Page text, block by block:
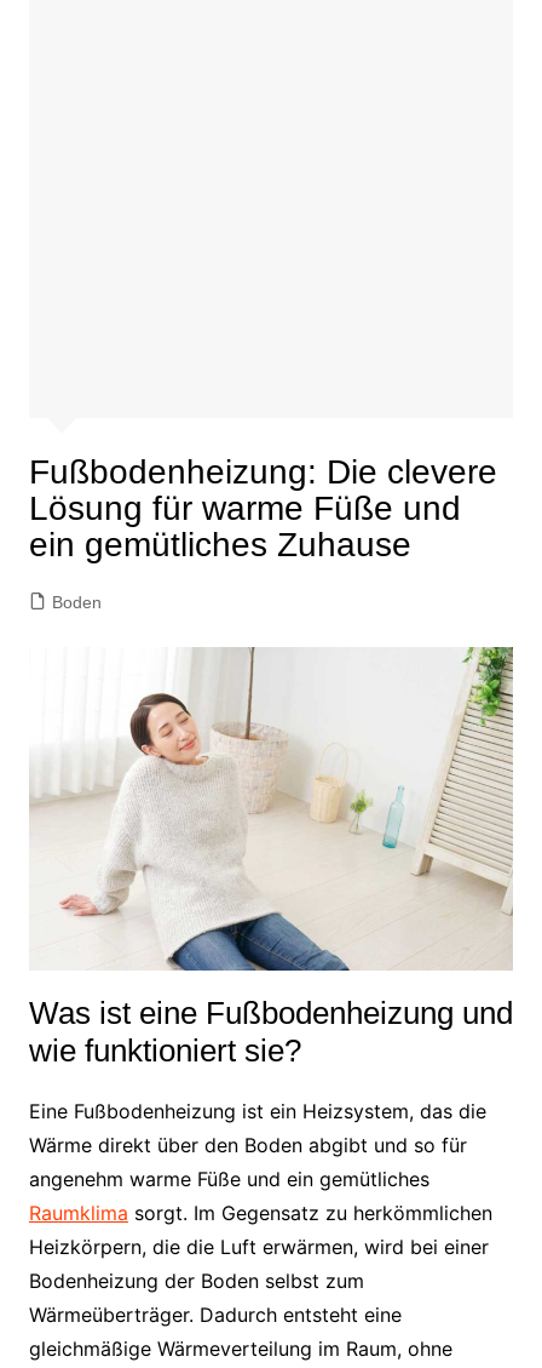
Fußbodenheizung: Die clevere
Lösung für warme Füße und
ein gemütliches Zuhause
Boden
Was ist eine Fußbodenheizung und
wie funktioniert sie?
Eine Fußbodenheizung ist ein Heizsystem, das die
Wärme direkt über den Boden abgibt und so für
angenehm warme Füße und ein gemütliches
Raumklima sorgt. Im Gegensatz zu herkömmlichen
Heizkörpern, die die Luft erwärmen, wird bei einer
Bodenheizung der Boden selbst zum
Wärmeüberträger. Dadurch entsteht eine
gleichmäßige Wärmeverteilung im Raum, ohne